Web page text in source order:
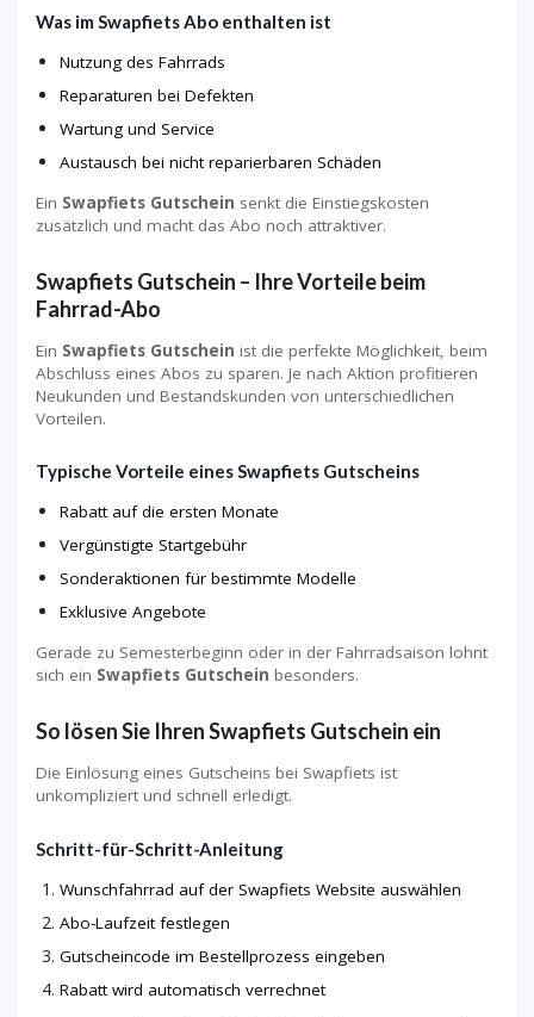
Was im Swapfiets Abo enthalten ist
Nutzung des Fahrrads
Reparaturen bei Defekten
Wartung und Service
Austausch bei nicht reparierbaren Schäden
Ein Swapfiets Gutschein senkt die Einstiegskosten
zusätzlich und macht das Abo noch attraktiver.
Swapfiets Gutschein – Ihre Vorteile beim
Fahrrad-Abo
Ein Swapfiets Gutschein ist die perfekte Möglichkeit, beim
Abschluss eines Abos zu sparen. Je nach Aktion profitieren
Neukunden und Bestandskunden von unterschiedlichen
Vorteilen.
Typische Vorteile eines Swapfiets Gutscheins
Rabatt auf die ersten Monate
Vergünstigte Startgebühr
Sonderaktionen für bestimmte Modelle
Exklusive Angebote
Gerade zu Semesterbeginn oder in der Fahrradsaison lohnt
sich ein Swapfiets Gutschein besonders.
So lösen Sie Ihren Swapfiets Gutschein ein
Die Einlösung eines Gutscheins bei Swapfiets ist
unkompliziert und schnell erledigt.
Schritt-für-Schritt-Anleitung
Wunschfahrrad auf der Swapfiets Website auswählen
Abo-Laufzeit festlegen
Gutscheincode im Bestellprozess eingeben
Rabatt wird automatisch verrechnet